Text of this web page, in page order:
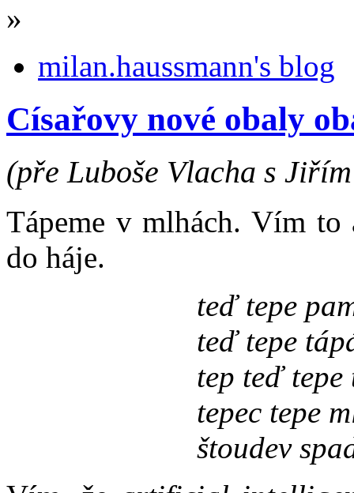
»
milan.haussmann's blog
Císařovy nové obaly
(pře Luboše Vlacha s
Tápeme v mlhách. Vím to
do háje.
teď tepe
teď tepe
tep teď
tepec tepe
štoudev